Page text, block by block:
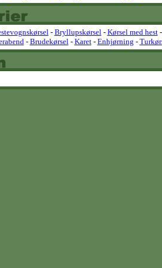
- Bryllupskørsel- Kørsel med hest
- Brudekørsel- Karet- Enhjørning -